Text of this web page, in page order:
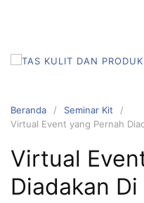
Beranda
Seminar Kit
Virtual Event yang Pernah
Virtual
Diadakan